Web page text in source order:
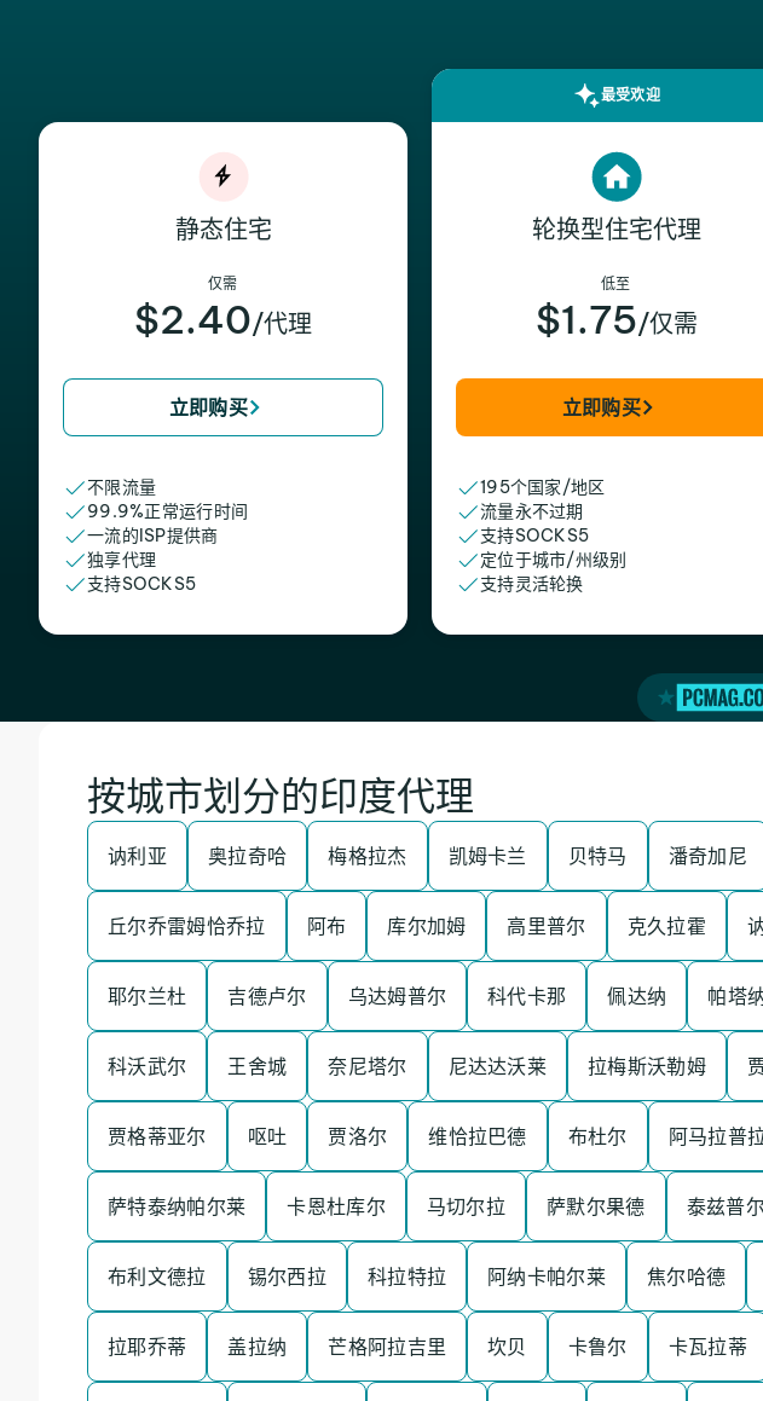
静态住宅
仅需
$2.40/代理
立即购买
不限流量
99.9%正常运行时间
一流的ISP提供商
独享代理
支持SOCKS5
最受欢迎
轮换型住宅代理
低至
$1.75/仅需
立即购买
195个国家/地区
流量永不过期
支持SOCKS5
定位于城市/州级别
支持灵活轮换
按城市划分的印度代理
讷利亚 奥拉奇哈 梅格拉杰 凯姆卡兰 贝特马 潘奇加尼
丘尔乔雷姆恰乔拉 阿布 库尔加姆 高里普尔 克久拉霍
耶尔兰杜 吉德卢尔 乌达姆普尔 科代卡那 佩达纳 帕塔
科沃武尔 王舍城 奈尼塔尔 尼达达沃莱 拉梅斯沃勒姆
贾格蒂亚尔 呕吐 贾洛尔 维恰拉巴德 布杜尔 阿马拉普
萨特泰纳帕尔莱 卡恩杜库尔 马切尔拉 萨默尔果德 泰兹普尔
布利文德拉 锡尔西拉 科拉特拉 阿纳卡帕尔莱 焦尔哈德
拉耶乔蒂 盖拉纳 芒格阿拉吉里 坎贝 卡鲁尔 卡瓦拉蒂